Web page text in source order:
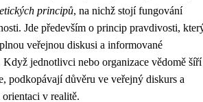
principů, na nichž stojí fungování
Jde především o princip pravdivosti,
veřejnou diskusi a informované
Když jednotlivci nebo organizace vědomě šíří
podkopávají důvěru ve veřejný diskurs a
v realitě.